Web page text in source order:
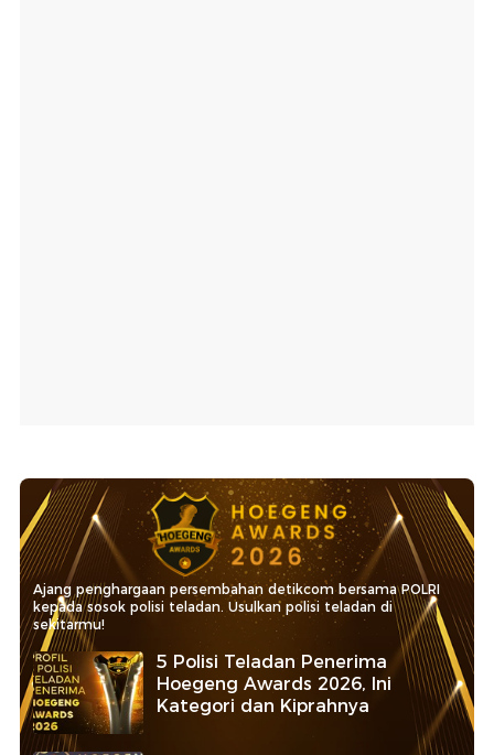
Ajang penghargaan persembahan detikcom bersama POLRI
kepada sosok polisi teladan. Usulkan polisi teladan di
sekitarmu!
5 Polisi Teladan Penerima
Hoegeng Awards 2026, Ini
Kategori dan Kiprahnya